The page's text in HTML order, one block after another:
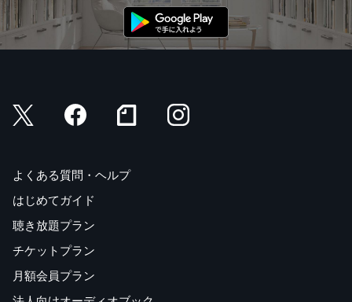
よくある質問・ヘルプ
はじめてガイド
聴き放題プラン
チケットプラン
月額会員プラン